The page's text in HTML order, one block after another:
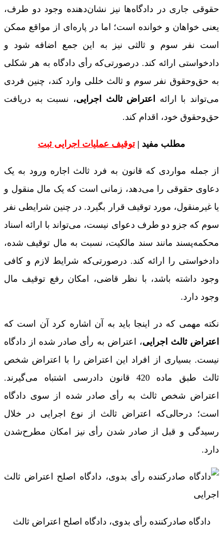
حقوقی جاری در دادگاه‌ها نیز نشان‌دهنده وجود دو طرف،
یعنی خواهان و خوانده است؛ اما در پاره‌ای از مواقع ممکن
است نفر سوم و ثالثی نیز به این جمع اضافه شود و
دادخواستی ارائه کند. درصورتی‌که رأی دادگاه به هر شکلی
به حق‌وحقوق نفر سوم و ثالث خللی وارد کند، چنین فردی
می‌تواند با ارائه
اعتراض ثالث اجرایی، نسبت به دریافت
حق‌وحقوق خود، اقدام کند.
مطلب مفید |توقیف عملیات اجرایی ثبت
از جمله مواردی که قانون به فرد ثالث اجاره ورود به یک
دعاوی حقوقی را می‌دهد، زمانی است که یک مال منقول و
یا غیرمنقول، مورد توقیف قرار بگیرد. در چنین شرایطی نفر
سوم که جزو دو طرف دعوای نیست، می‌تواند با ارائه اسناد
محکمه‌پسند مانند سند مالکیت، نسبت به مال توقیف شده،
دادخواستی را ارائه کند. درصورتی‌که شرایط لازم و کافی
وجود داشته باشد، با نظر قاضی، امکان رفع توقیف مال
وجود دارد.
نکته مهمی که در اینجا باید به آن اشاره کرد آن است که
اعتراض ثالث اجرایی، اعتراض به رأی صادر شده از دادگاه
نیست. بسیاری از افراد این اعتراض را با اعتراض شخص
ثالث طبق ماده 420 قانون دادرسی اشتباه می‌گیرند.
اعتراض شخص ثالث به رأی صادر شده از سوی دادگاه
است؛ درحالی‌که اعتراض ثالث از نوع اجرایی در خلال
رسیدگی و قبل از صادر شدن رأی نیز امکان مطرح‌شدن
دارد.
دادگاه صادرکننده رأی بدوی، دادگاه اصلح اعتراض ثالث